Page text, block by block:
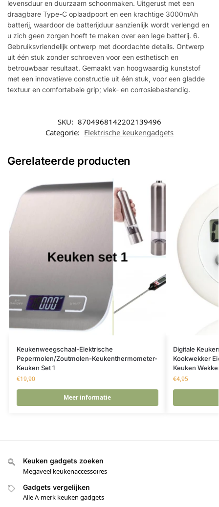
levensduur en duurzaam schoonmaken. Uitgerust met een
draagbare Type-C oplaadpoort en een krachtige 3000mAh
batterij, waardoor de batterijduur aanzienlijk wordt verlengd en
u zich geen zorgen hoeft te maken over een lege batterij. 6.
Gebruiksvriendelijk ontwerp met doordachte details. Ontwerp
uit één stuk zonder schroeven voor een esthetisch en
betrouwbaar resultaat. Gemaakt van hoogwaardig kunststof
met een innovatieve constructie uit één stuk, voor een gladde
textuur en comfortabele grip; vlek- en corrosiebestendig.
SKU: 8704968142202139496
Categorie: Elektrische keukengadgets
Gerelateerde producten
Keukenweegschaal-Elektrische
Pepermolen/Zoutmolen-Keukenthermometer-
Keuken Set 1
€19,90
Meer informatie
Digitale
Kookwekker
Keuken
€4,95
Keuken gadgets zoeken
Megaveel keukenaccessoires
Gadgets vergelijken
Alle A-merk keuken gadgets